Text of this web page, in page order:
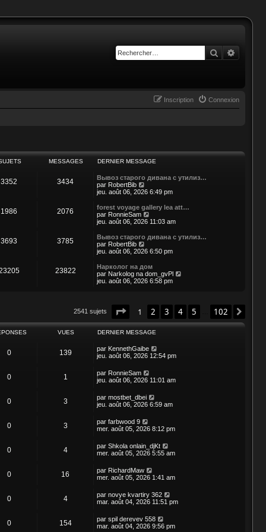
Rechercher
Connexion
Inscription
MESSAGES DERNIER MESSAGE
3352 3434
Вывоз старого дивана с утилиз…
par RobertBib
o
s
u
l
r
l
e
e
r
n
r
e
s
s
g
e
jeu. août 06, 2026 6:49 pm
1986 2076
forest voyage gallery lea att…
par RonnieSam
o
s
u
l
r
l
e
r
n
i
e
r
e
s
g
e
jeu. août 06, 2026 11:03 am
3693 3785
Вывоз старого дивана с утилиз…
par RobertBib
o
s
u
l
d
e
r
i
e
m
e
a
g
jeu. août 06, 2026 6:50 pm
23822
Нарколог на дом
par Narkolog na dom_gvPl
t
e
jeu. août 06, 2026 6:58 pm
2541 sujets Page sur102
1 2 3 4 5 102
VUES DERNIER MESSAGE
0 139 par KennethGaibe
jeu. août 06, 2026 12:54 pm
0 1 par RonnieSam
jeu. août 06, 2026 11:01 am
0 3 par mostbet_dbei
jeu. août 06, 2026 6:59 am
0 3 par farbwood 9
mer. août 05, 2026 8:12 pm
0 4 par Shkola onlain_djKt
mer. août 05, 2026 5:55 am
0 16 par RichardMaw
mer. août 05, 2026 1:41 am
0 4 par novye kvartiry 362
mar. août 04, 2026 11:51 pm
0 154 par spil derevev 558
mar. août 04, 2026 9:56 pm